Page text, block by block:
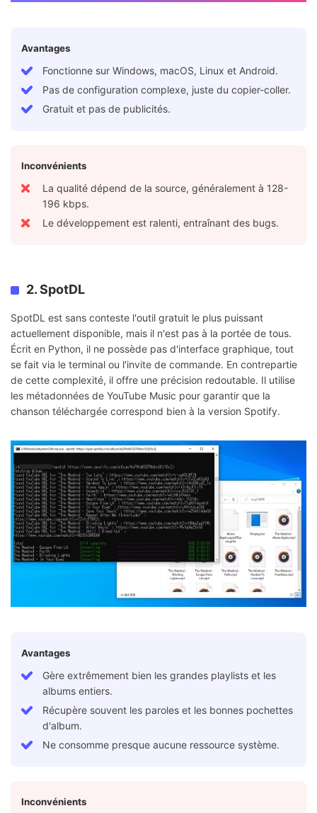
Avantages
Fonctionne sur Windows, macOS, Linux et Android.
Pas de configuration complexe, juste du copier-coller.
Gratuit et pas de publicités.
Inconvénients
La qualité dépend de la source, généralement à 128-
196 kbps.
Le développement est ralenti, entraînant des bugs.
2. SpotDL
SpotDL est sans conteste l'outil gratuit le plus puissant
actuellement disponible, mais il n'est pas à la portée de tous.
Écrit en Python, il ne possède pas d'interface graphique, tout
se fait via le terminal ou l'invite de commande. En contrepartie
de cette complexité, il offre une précision redoutable. Il utilise
les métadonnées de YouTube Music pour garantir que la
chanson téléchargée correspond bien à la version Spotify.
Avantages
Gère extrêmement bien les grandes playlists et les
albums entiers.
Récupère souvent les paroles et les bonnes pochettes
d'album.
Ne consomme presque aucune ressource système.
Inconvénients